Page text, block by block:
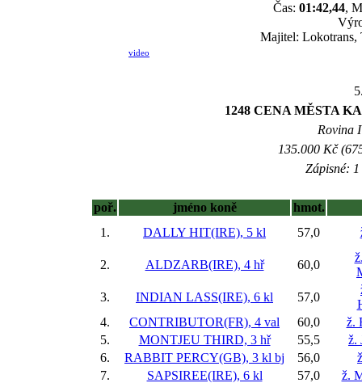
Čas: 01:42,44,
Majitel:
video
1248 CENA MĚSTA
Rovina
135.000 Kč
Zápisné:
poř. jméno koně
hmot.
1.
DALLY HIT(IRE), 5 kl 57,0
2. ALDZARB(IRE), 4 hř 60,0
3.
INDIAN LASS(IRE), 6 kl 57,0
4.
CONTRIBUTOR(FR), 4 val 60,0
ž.
5.
MONTJEU THIRD, 3 hř 55,5
ž.
6.
RABBIT PERCY(GB), 3 kl bj 56,0
7.
SAPSIREE(IRE), 6 kl 57,0
ž.